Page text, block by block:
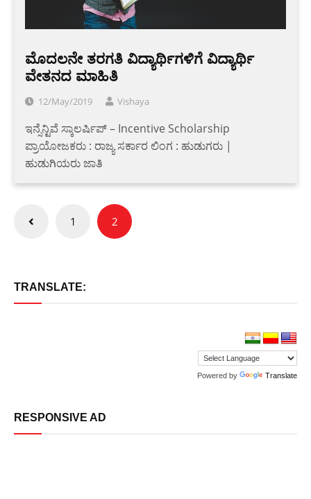
ಮೊದಲನೇ ತರಗತಿ ವಿದ್ಯಾರ್ಥಿಗಳಿಗೆ ವಿದ್ಯಾರ್ಥಿ
ವೇತನದ ಮಾಹಿತಿ
12/May/2019 Vishaya
ಇನ್ಸೆನ್ಟಿವೆ ಸ್ಕಾಲರ್ಷಿಪ್ – Incentive Scholarship
ಪ್ರಾಯೋಜಕರು : ರಾಜ್ಯ ಸರ್ಕಾರ ಲಿಂಗ : ಹುಡುಗರು |
ಹುಡುಗಿಯರು ಜಾತಿ
Posts
pagination
1 2
TRANSLATE:
Powered by Translate
RESPONSIVE AD